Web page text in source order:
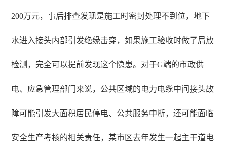
200万元，事后排查发现是施工时密封处理不到位，地下
水进入接头内部引发绝缘击穿，如果施工验收时做了局放
检测，完全可以提前发现这个隐患。对于G端的市政供
电、应急管理部门来说，公共区域的电力电缆中间接头故
障可能引发大面积居民停电、公共服务中断，还可能面临
安全生产考核的相关责任，某市区去年发生一起主干道电